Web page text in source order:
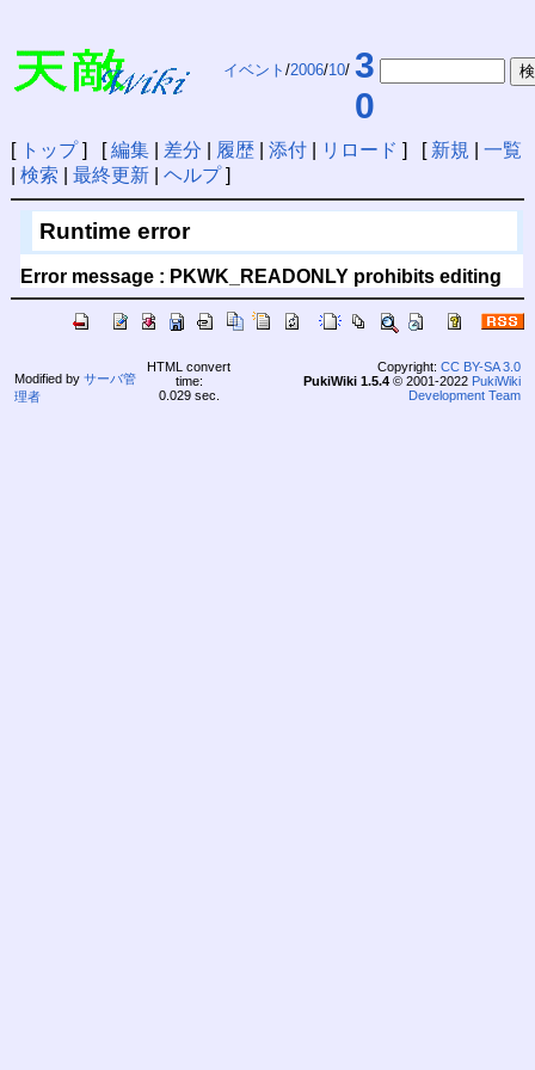
イベント /2006/10/ 3
0
[ トップ] [編集| 差分 履歴| 添付| リロード ] [ 新規
一覧
検索 最終更新| ヘルプ]
Runtime error
Error message : PKWK_READONLY prohibits editing
Modified by サーバ管
理者
HTML convert
time:
0.029 sec.
Copyright: CC BY-SA 3.0
PukiWiki 1.5.4© 2001-2022 PukiWiki
Development Team